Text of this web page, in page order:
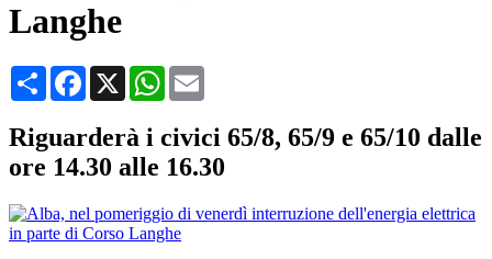
Langhe
CondividiFacebook
X WhatsApp
Riguarderà i civici 65/8, 65/9 e 65/10 dalle
ore 14.30 alle 16.30